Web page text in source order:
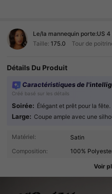
Le/la mannequin porte:US 4
Taille: 175.0 Tour de
Détails Du Produit
Caractéristiques de
Créé basé sur les détails
Soirée: Élégant et prêt pour la fête.
Large: Coupe ample avec une
Matériel:
Satin
Composition:
100%
Voir